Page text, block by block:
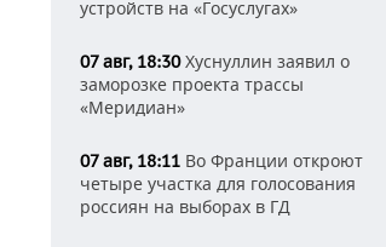
устройств на «Госуслугах»
07 авг, 18:30Хуснуллин заявил о
заморозке проекта трассы
«Меридиан»
07 авг, 18:11 Во Франции откроют
четыре участка для голосования
россиян на выборах в ГД